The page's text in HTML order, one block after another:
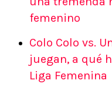
femenino
Colo Colo vs.
juegan, a qué
Liga Femenina